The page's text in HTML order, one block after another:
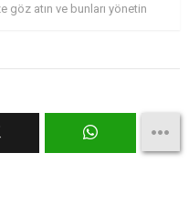
göz atın ve bunları yönetin